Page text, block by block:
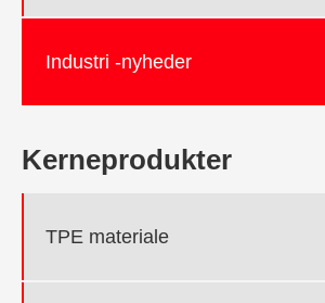
Industri -nyheder
Kerneprodukter
TPE materiale